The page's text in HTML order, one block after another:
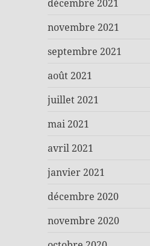
décembre 2021
novembre 2021
septembre 2021
août 2021
juillet 2021
mai 2021
avril 2021
janvier 2021
décembre 2020
novembre 2020